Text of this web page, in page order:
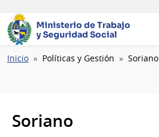
Ministerio de Trabajo
y Seguridad Social
Ruta
Inicio Políticas y Gestión Soriano
Soriano